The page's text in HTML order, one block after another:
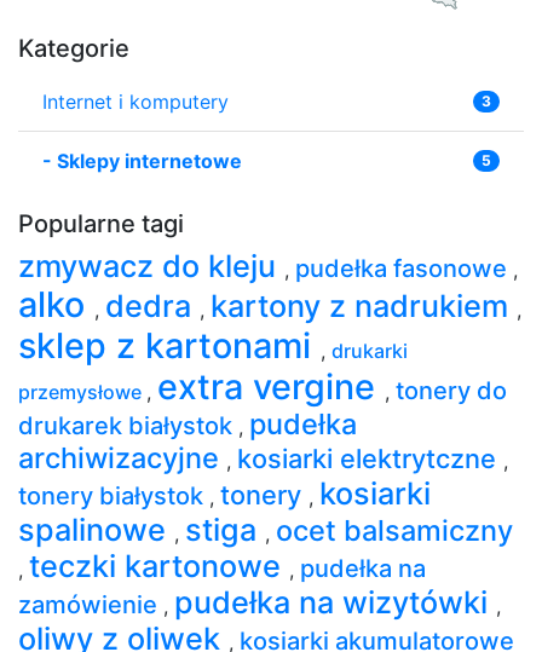
Kategorie
Internet i komputery 3
- Sklepy internetowe 5
Popularne tagi
zmywacz do kleju , pudełka fasonowe ,
alko , dedra , kartony z nadrukiem ,
sklep z kartonami , drukarki
przemysłowe , extra vergine , tonery do
drukarek białystok , pudełka
archiwizacyjne , kosiarki elektrytczne ,
tonery białystok , tonery , kosiarki
spalinowe , stiga , ocet balsamiczny
, teczki kartonowe , pudełka na
zamówienie , pudełka na wizytówki ,
oliwy z oliwek , kosiarki akumulatorowe